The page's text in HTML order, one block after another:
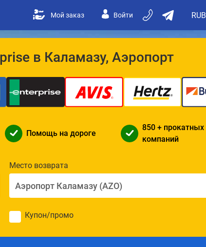
Мой заказ Войти RUB
в Каламазу, Аэропорт
Помощь на дороге
850 + прокатных
компаний
Место возврата
Купон/промо